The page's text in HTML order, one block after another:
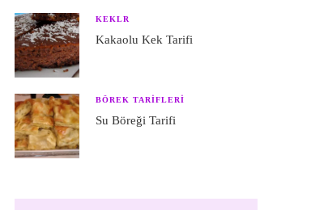
KEKLR
Kakaolu Kek Tarifi
BÖREK TARIFLERI
Su Böreği Tarifi